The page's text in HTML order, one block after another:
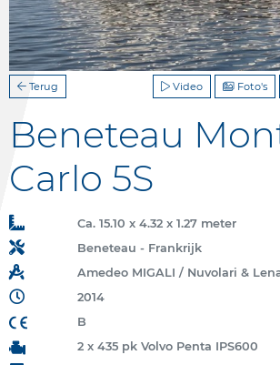
Terug Foto's
Video
Beneteau
Carlo 5S
Ca. 15.10 x 4.32 x 1.27 meter
Beneteau - Frankrijk
Amedeo MIGALI / Nuvolari &
2014
B
2 x 435 pk Volvo Penta IPS600